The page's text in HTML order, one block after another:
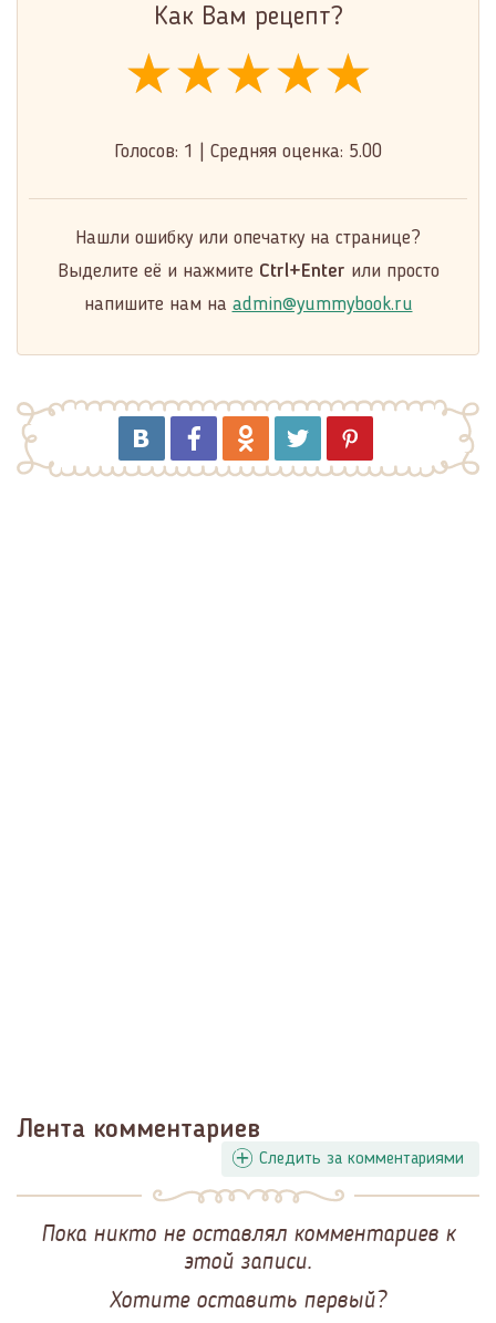
Как Вам рецепт?
★★★★★
★★★★★
★★★★★
Голосов: 1 Средняя оценка: 5.00
Нашли ошибку или опечатку на странице?
Выделите её и нажмите Ctrl+Enter или просто
напишите нам на admin@yummybook.ru
Лента комментариев
Следить за комментариями
Пока никто не оставлял комментариев к
этой записи.
Хотите оставить первый?